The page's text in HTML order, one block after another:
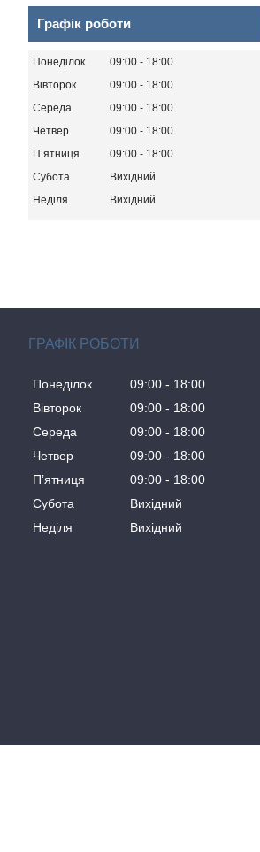
Графік роботи
Понеділок 09:00
18:00
Вівторок
09:00
18:00
Середа
09:00
18:00
Четвер
09:00
18:00
Пʼятниця
09:00
18:00
Субота
Вихідний
Неділя
Вихідний
ГРАФІК РОБОТИ
Понеділок 09:00
18:00
Вівторок
09:00
18:00
Середа
09:00
18:00
Четвер
09:00
18:00
Пʼятниця
09:00
18:00
Субота
Вихідний
Неділя
Вихідний